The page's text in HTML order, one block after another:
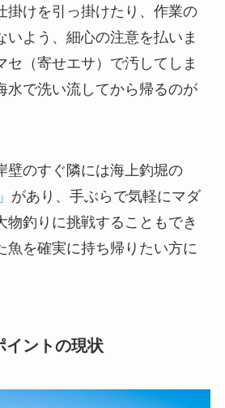
掛けを引っ掛けたり、作業の
いよう、細心の注意を払いま
セ（寄せエサ）で汚してしま
水で洗い流してから帰るのが
壁のすぐ隣には海上釣堀の
があり、手ぶらで気軽にマダ
物釣りに挑戦することもでき
魚を確実に持ち帰りたい方に
イントの現状